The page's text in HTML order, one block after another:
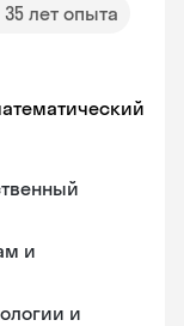
35 лет опыта
и
и